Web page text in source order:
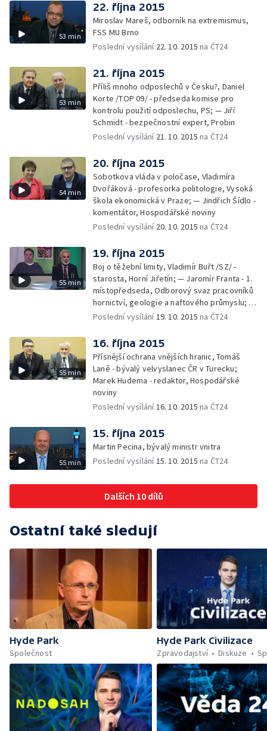
53 min
22. října 2015
Miroslav Mareš, odborník na extremismus,
FSS MU Brno
Poslední vysílání 22. 10. 2015 na ČT24
53 min
21. října 2015
Příliš mnoho odposlechů v Česku?, Daniel
Korte /TOP 09/ - předseda komise pro
kontrolu použití odposlechu, PS; — Jiří
Schmidt - bezpečnostní expert, Probin
Poslední vysílání 21. 10. 2015 na ČT24
54 min
20. října 2015
Sobotkova vláda v poločase, Vladimíra
Dvořáková - profesorka politologie, Vysoká
škola ekonomická v Praze; — Jindřich Šídlo -
komentátor, Hospodářské noviny
Poslední vysílání 20. 10. 2015 na ČT24
55 min
19. října 2015
Boj o těžební limity, Vladimír Buřt /SZ/ -
starosta, Horní Jiřetín; — Jaromír Franta - 1.
místopředseda, Odborový svaz pracovníků
hornictví, geologie a naftového průmyslu; —
Gabriela Sáričková Benešová - mluvčí
Poslední vysílání19. 10. 2015 na ČT24
55 min
16. října 2015
Přísnější ochrana vnějších hranic, Tomáš
Laně - bývalý velvyslanec ČR v Turecku;
Marek Hudema - redaktor, Hospodářské
noviny
Poslední vysílání16. 10. 2015 na ČT24
55 min
15. října 2015
Martin Pecina, bývalý ministr vnitra
Poslední vysílání15. 10. 2015 na ČT24
Dalších 10 dílů
Ostatní také sledují
Hyde Park
Společnost
Hyde Park Civilizace
Zpravodajství
Diskuze